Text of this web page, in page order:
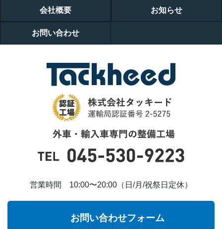
営業時間 10:00〜20:00（日/月/祝祭日定休）
お問い合わせフォーム
会社概要 お知らせ
お問い合わせ